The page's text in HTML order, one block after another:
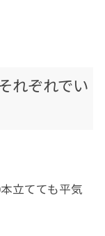
れぞれでい
立てても平気